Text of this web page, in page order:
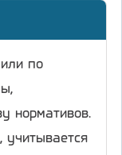
по
нормативов.
учитывается